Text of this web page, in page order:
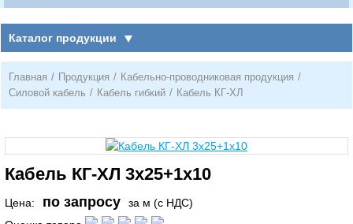
Каталог продукции
Главная / Продукция / Кабельно-проводниковая продукция /
Силовой кабель / Кабель гибкий / Кабель КГ-ХЛ
Кабель КГ-ХЛ 3х25+1х10
Цена: по запросу
за м (с НДС)